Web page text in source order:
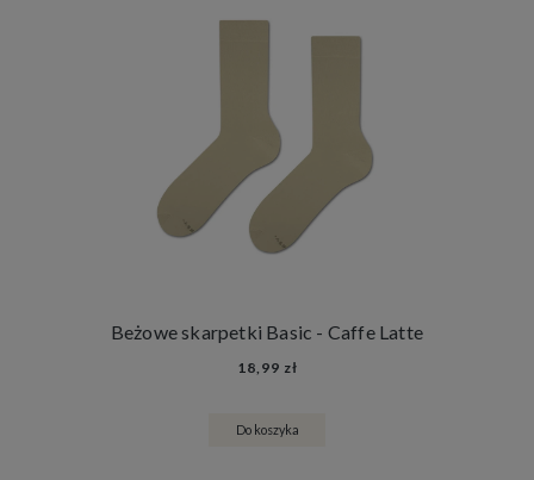
Beżowe skarpetki Basic - Caffe Latte
18,99 zł
Do koszyka